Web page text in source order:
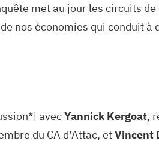
met au jour les circuits de
nos économies qui conduit à
avecYannick Kergoat,
du CA d’Attac, etVincent